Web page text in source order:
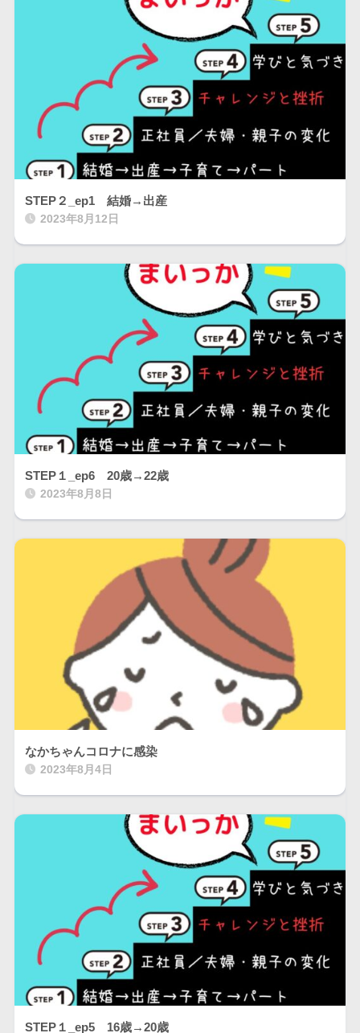
STEP２_ep1 結婚→出産
2023年8月12日
STEP１_ep6 20歳→22歳
2023年8月8日
なかちゃんコロナに感染
2023年8月4日
STEP１_ep5 16歳→20歳